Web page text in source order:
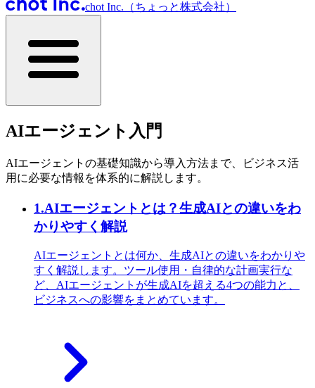
chot Inc.（ちょっと株式会社）
AIエージェント入門
AIエージェントの基礎知識から導入方法まで、ビジネス活
用に必要な情報を体系的に解説します。
1.AIエージェントとは？生成AIとの違いをわ
かりやすく解説
AIエージェントとは何か、生成AIとの違いをわかりや
すく解説します。ツール使用・自律的な計画実行な
ど、AIエージェントが生成AIを超える4つの能力と、
ビジネスへの影響をまとめています。